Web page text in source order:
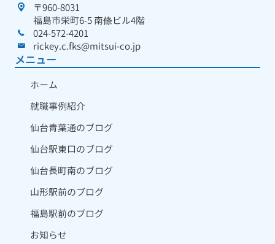
〒960-8031
福島市栄町6-5 南條ビル4階
024-572-4201
rickey.c.fks@mitsui-co.jp
メニュー
ホーム
就職事例紹介
仙台青葉通のブログ
仙台駅東口のブログ
仙台長町南のブログ
山形駅前のブログ
福島駅前のブログ
お知らせ